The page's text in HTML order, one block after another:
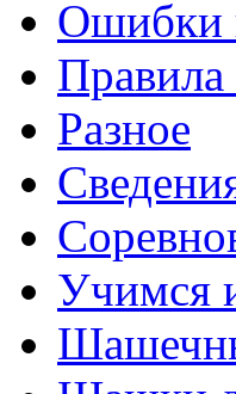
Ошибки
Разное
Учимся